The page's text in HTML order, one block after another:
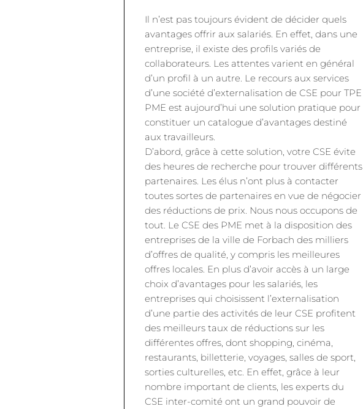
Il n’est pas toujours évident de décider quels
avantages offrir aux salariés. En effet, dans une
entreprise, il existe des profils variés de
collaborateurs. Les attentes varient en général
d’un profil à un autre. Le recours aux services
d’une société d’externalisation de CSE pour TPE
PME est aujourd’hui une solution pratique pour
constituer un catalogue d’avantages destiné
aux travailleurs.
D’abord, grâce à cette solution, votre CSE évite
des heures de recherche pour trouver différents
partenaires. Les élus n’ont plus à contacter
toutes sortes de partenaires en vue de négocier
des réductions de prix. Nous nous occupons de
tout. Le CSE des PME met à la disposition des
entreprises de la ville de Forbach des milliers
d’offres de qualité, y compris les meilleures
offres locales. En plus d’avoir accès à un large
choix d’avantages pour les salariés, les
entreprises qui choisissent l’externalisation
d’une partie des activités de leur CSE profitent
des meilleurs taux de réductions sur les
différentes offres, dont shopping, cinéma,
restaurants, billetterie, voyages, salles de sport,
sorties culturelles, etc. En effet, grâce à leur
nombre important de clients, les experts du
CSE inter-comité ont un grand pouvoir de